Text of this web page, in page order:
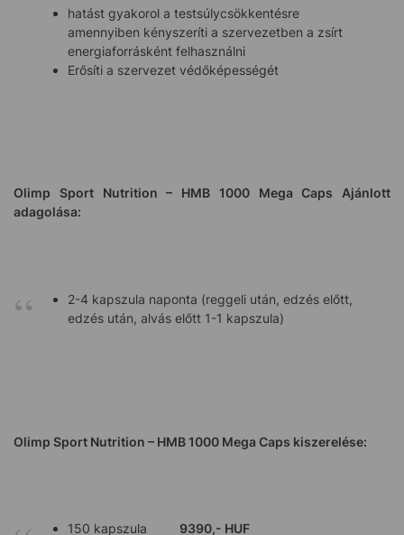
hatást gyakorol a testsúlycsökkentésre
amennyiben kényszeríti a szervezetben a zsírt
energiaforrásként felhasználni
Erősíti a szervezet védőképességét
Olimp Sport Nutrition – HMB 1000 Mega Caps Ajánlott
adagolása:
2-4 kapszula naponta (reggeli után, edzés előtt,
edzés után, alvás előtt 1-1 kapszula)
Olimp Sport Nutrition – HMB 1000 Mega Caps kiszerelése:
150 kapszula 9390,- HUF